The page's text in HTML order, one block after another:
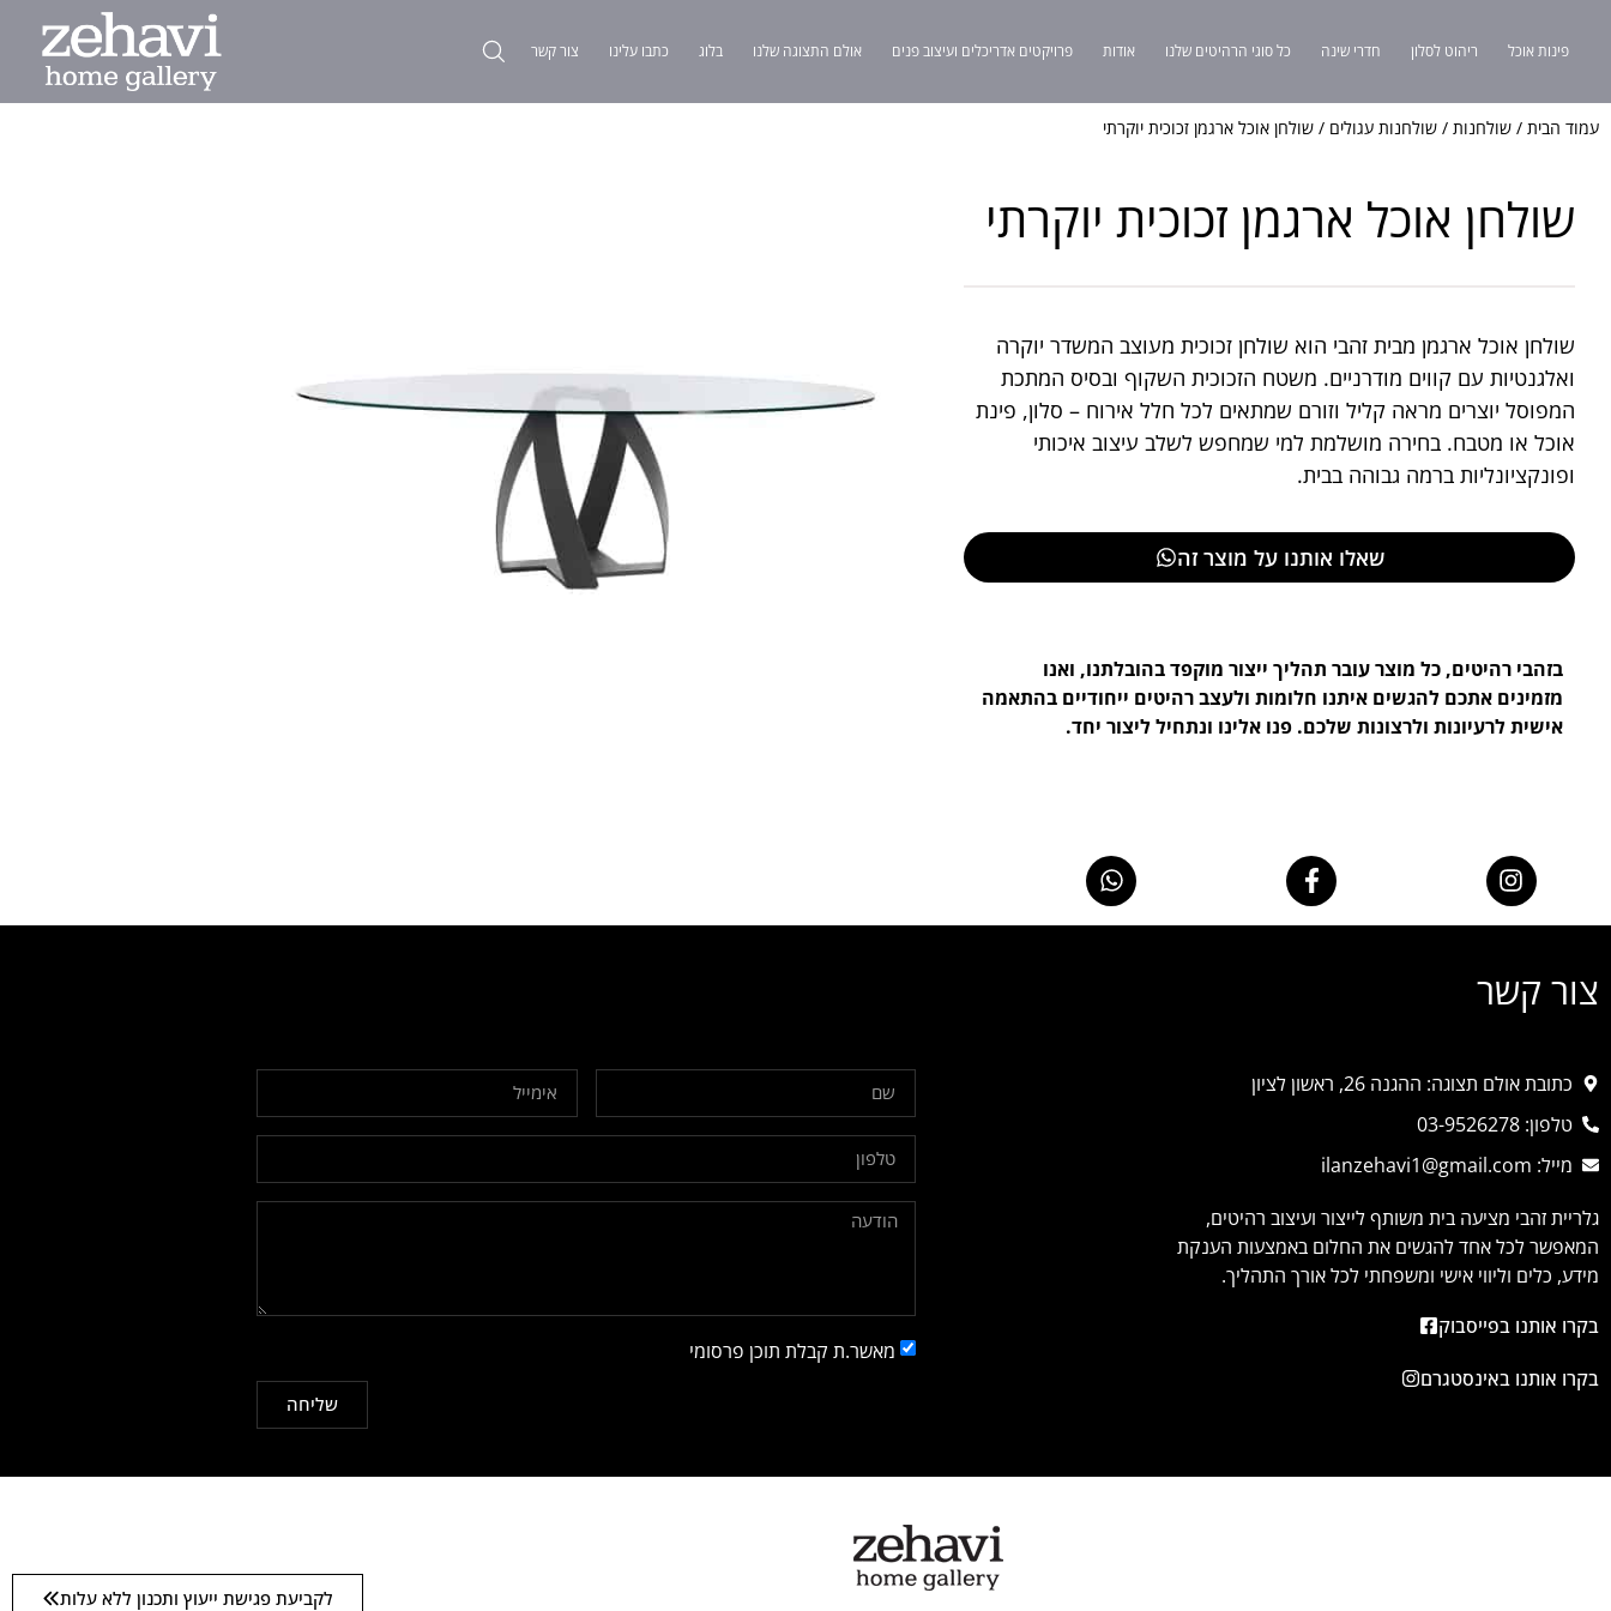
פינות אוכל ריהוט לסלון חדרי שינה כל סוגי הרהיטים שלנו אודות פרויקטים אדריכלים ועיצוב פנים אולם התצוגה שלנו בלוג כתבו עלינו צור קשר
עמוד הבית / שולחנות / שולחנות עגולים / שולחן אוכל ארגמן זכוכית יוקרתי
שולחן אוכל ארגמן זכוכית יוקרתי
שולחן אוכל ארגמן מבית זהבי הוא שולחן זכוכית מעוצב המשדר יוקרה
ואלגנטיות עם קווים מודרניים. משטח הזכוכית השקוף ובסיס המתכת
המפוסל יוצרים מראה קליל וזורם שמתאים לכל חלל אירוח – סלון, פינת
אוכל או מטבח. בחירה מושלמת למי שמחפש לשלב עיצוב איכותי
ופונקציונליות ברמה גבוהה בבית.
שאלו אותנו על מוצר זה
בזהבי רהיטים, כל מוצר עובר תהליך ייצור מוקפד בהובלתנו, ואנו
מזמינים אתכם להגשים איתנו חלומות ולעצב רהיטים ייחודיים בהתאמה
אישית לרעיונות ולרצונות שלכם. פנו אלינו ונתחיל ליצור יחד.
צור קשר
כתובת אולם תצוגה: ההגנה 26, ראשון לציון
טלפון: 03-9526278
מייל: ilanzehavi1@gmail.com
גלריית זהבי מציעה בית משותף לייצור ועיצוב רהיטים,
המאפשר לכל אחד להגשים את החלום באמצעות הענקת
מידע, כלים וליווי אישי ומשפחתי לכל אורך התהליך.
בקרו אותנו בפייסבוק
בקרו אותנו באינסטגרם
מאשר.ת קבלת תוכן פרסומי
שליחה
לקביעת פגישת ייעוץ ותכנון ללא עלות